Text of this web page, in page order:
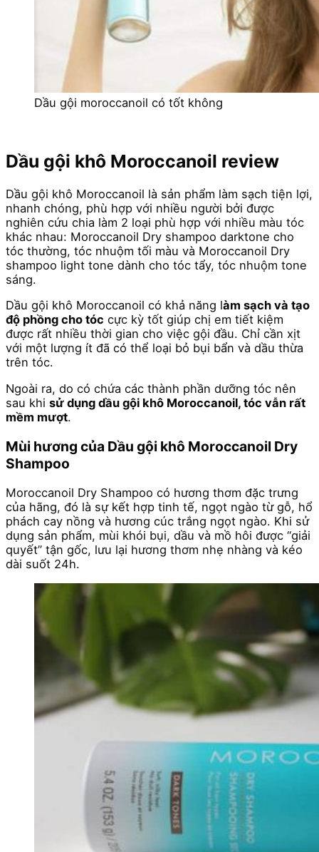
Dầu gội moroccanoil có tốt không
Dầu gội khô Moroccanoil review
Dầu gội khô Moroccanoil là sản phẩm làm sạch tiện lợi,
nhanh chóng, phù hợp với nhiều người bởi được
nghiên cứu chia làm 2 loại phù hợp với nhiều màu tóc
khác nhau: Moroccanoil Dry shampoo darktone cho
tóc thường, tóc nhuộm tối màu và Moroccanoil Dry
shampoo light tone dành cho tóc tẩy, tóc nhuộm tone
sáng.
Dầu gội khô Moroccanoil có khả năng làm sạch và tạo
độ phồng cho tóc cực kỳ tốt giúp chị em tiết kiệm
được rất nhiều thời gian cho việc gội đầu. Chỉ cần xịt
với một lượng ít đã có thể loại bỏ bụi bẩn và dầu thừa
trên tóc.
Ngoài ra, do có chứa các thành phần dưỡng tóc nên
sau khi sử dụng dầu gội khô Moroccanoil, tóc vẫn rất
mềm mượt.
Mùi hương của Dầu gội khô Moroccanoil Dry
Shampoo
Moroccanoil Dry Shampoo có hương thơm đặc trưng
của hãng, đó là sự kết hợp tinh tế, ngọt ngào từ gỗ, hổ
phách cay nồng và hương cúc trắng ngọt ngào. Khi sử
dụng sản phẩm, mùi khói bụi, dầu và mồ hôi được “giải
quyết” tận gốc, lưu lại hương thơm nhẹ nhàng và kéo
dài suốt 24h.